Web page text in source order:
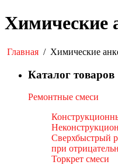
Химические
Главная / Химические
Каталог товаров
Ремонтные смеси
Сверхбыстрый
при
Торкрет смеси